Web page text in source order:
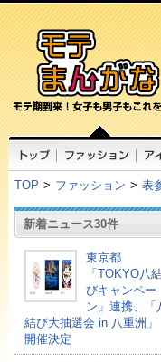
TOP > ファッション > 表
新着ニュース30件
東京都
「TOKYO八
びキャンペー
ン」連携、「
結び大抽選会 in 八重洲」
開催決定